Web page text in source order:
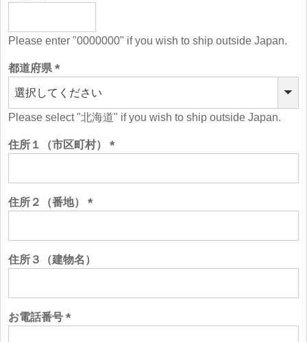
須)
Please enter "0000000" if you wish to ship outside Japan.
都道府県
(必
Please select "北海道" if you wish to ship outside Japan.
住所１（市区町村）
須)
住所２（番地）
須)
住所３（建物名）
お電話番号